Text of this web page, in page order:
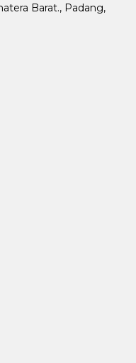
Barat., Padang,